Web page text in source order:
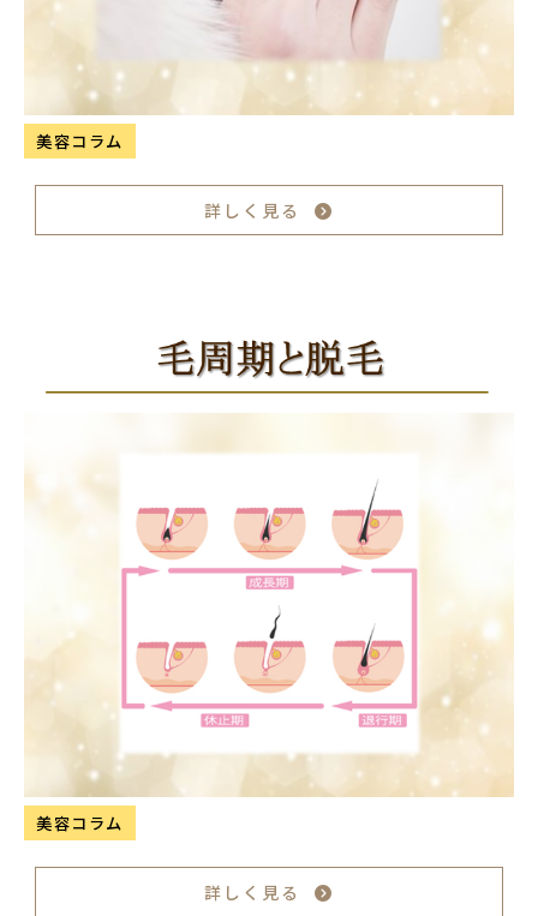
美容コラム
詳しく見る
美容コラム
詳しく見る